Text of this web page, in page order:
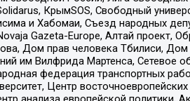
КрымSOS, Свободный
и Хабомаи, Съезд народных
Gazeta-Europe, Алтай
Дом прав человека Тбилиси,
им Вилфрида Мартенса, Сетевое
федерация транспортных
Центр